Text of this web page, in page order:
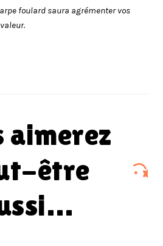
foulard saura agrémenter vos
être